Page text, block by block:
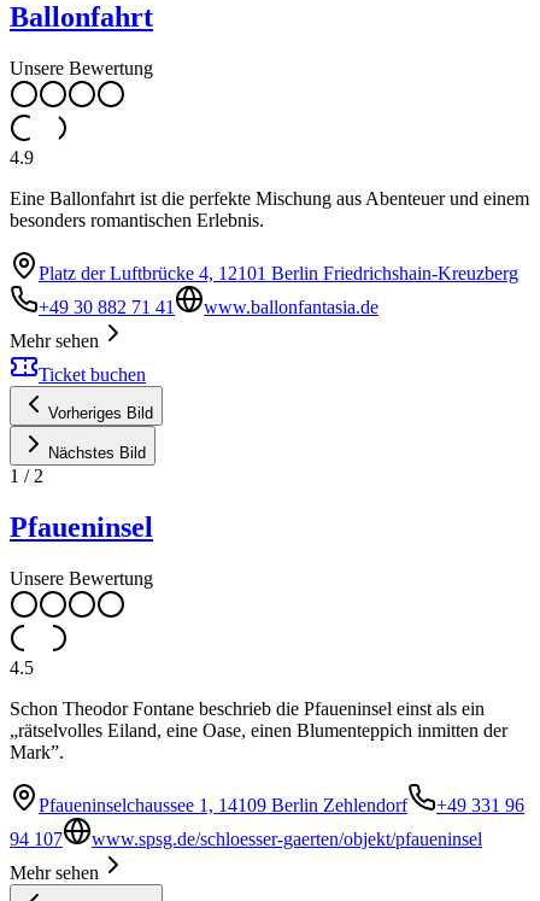
Ballonfahrt
Unsere Bewertung
4.9
Eine Ballonfahrt ist die perfekte Mischung aus Abenteuer und einem
besonders romantischen Erlebnis.
Platz der Luftbrücke 4, 12101 Berlin Friedrichshain-Kreuzberg
+49 30 882 71 41
www.ballonfantasia.de
Mehr sehen
Ticket buchen
Vorheriges Bild
Nächstes Bild
1 / 2
Pfaueninsel
Unsere Bewertung
4.5
Schon Theodor Fontane beschrieb die Pfaueninsel einst als ein
„rätselvolles Eiland, eine Oase, einen Blumenteppich inmitten der
Mark”.
Pfaueninselchaussee 1, 14109 Berlin Zehlendorf
+49 331 96
94 107
www.spsg.de/schloesser-gaerten/objekt/pfaueninsel
Mehr sehen